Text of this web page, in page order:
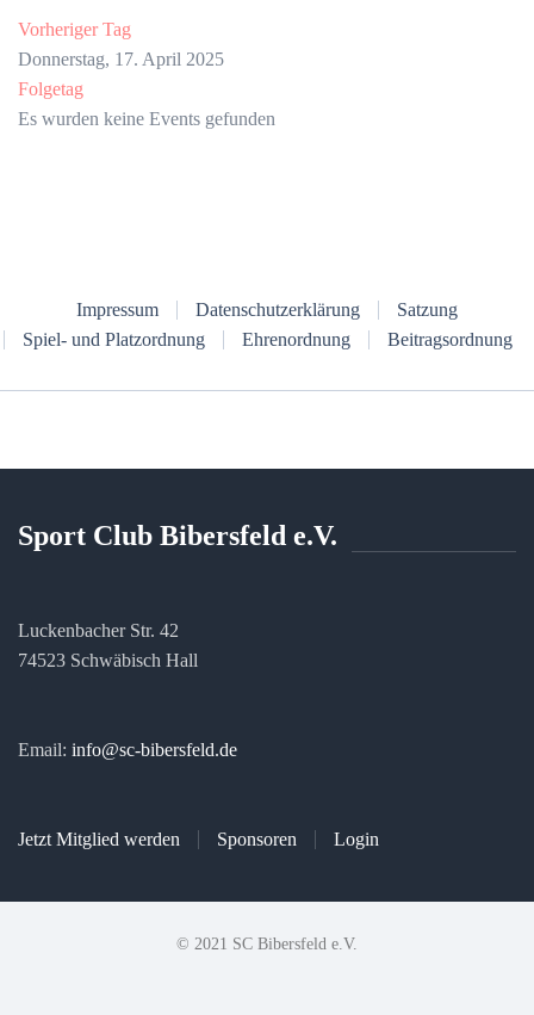
Vorheriger Tag
Donnerstag, 17. April 2025
Folgetag
Es wurden keine Events gefunden
Impressum Datenschutzerklärung
Satzung
Spiel- und Platzordnung
Ehrenordnung Beitragsordnung
Sport Club Bibersfeld e.V.
Luckenbacher Str. 42
74523 Schwäbisch Hall
Email: info@sc-bibersfeld.de
Jetzt Mitglied werden Sponsoren Login
© 2021 SC Bibersfeld e.V.